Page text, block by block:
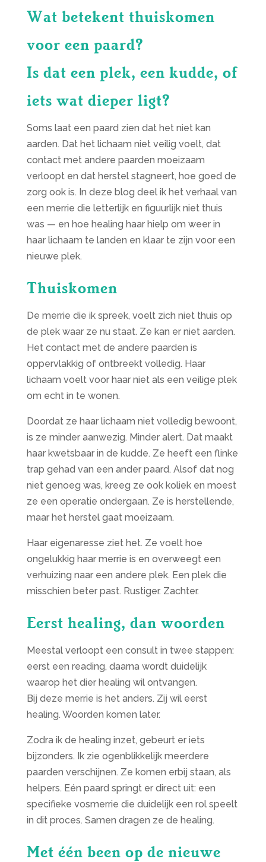
Wat betekent thuiskomen
voor een paard?
Is dat een plek, een kudde, of
iets wat dieper ligt?
Soms laat een paard zien dat het niet kan
aarden. Dat het lichaam niet veilig voelt, dat
contact met andere paarden moeizaam
verloopt en dat herstel stagneert, hoe goed de
zorg ook is. In deze blog deel ik het verhaal van
een merrie die letterlijk en figuurlijk niet thuis
was — en hoe healing haar hielp om weer in
haar lichaam te landen en klaar te zijn voor een
nieuwe plek.
Thuiskomen
De merrie die ik spreek, voelt zich niet thuis op
de plek waar ze nu staat. Ze kan er niet aarden.
Het contact met de andere paarden is
oppervlakkig of ontbreekt volledig. Haar
lichaam voelt voor haar niet als een veilige plek
om echt in te wonen.
Doordat ze haar lichaam niet volledig bewoont,
is ze minder aanwezig. Minder alert. Dat maakt
haar kwetsbaar in de kudde. Ze heeft een flinke
trap gehad van een ander paard. Alsof dat nog
niet genoeg was, kreeg ze ook koliek en moest
ze een operatie ondergaan. Ze is herstellende,
maar het herstel gaat moeizaam.
Haar eigenaresse ziet het. Ze voelt hoe
ongelukkig haar merrie is en overweegt een
verhuizing naar een andere plek. Een plek die
misschien beter past. Rustiger. Zachter.
Eerst healing, dan woorden
Meestal verloopt een consult in twee stappen:
eerst een reading, daarna wordt duidelijk
waarop het dier healing wil ontvangen.
Bij deze merrie is het anders. Zij wil eerst
healing. Woorden komen later.
Zodra ik de healing inzet, gebeurt er iets
bijzonders. Ik zie ogenblikkelijk meerdere
paarden verschijnen. Ze komen erbij staan, als
helpers. Eén paard springt er direct uit: een
specifieke vosmerrie die duidelijk een rol speelt
in dit proces. Samen dragen ze de healing.
Met één been op de nieuwe